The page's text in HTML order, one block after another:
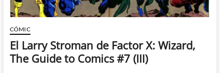
CÓMIC
El Larry Stroman de Factor X: Wizard,
The Guide to Comics #7 (III)